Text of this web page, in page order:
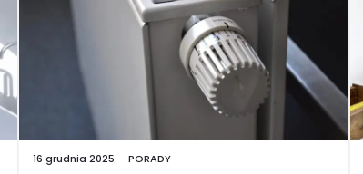
16 grudnia 2025 PORADY